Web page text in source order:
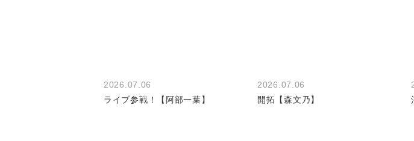
2026.07.06
ライブ参戦！【阿部一葉】
2026.07.06
開拓【森文乃】